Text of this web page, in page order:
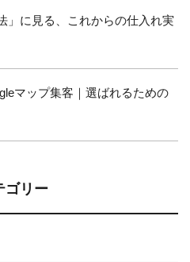
」に見る、これからの仕入れ実
マップ集客｜選ばれるための
ゴリー